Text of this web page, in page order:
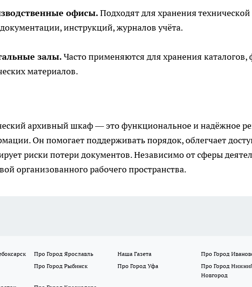
офисы.Подходят для хранения
инструкций, журналов учёта.
залы.Часто применяются для хранения
материалов.
архивный шкаф— это функциональное и надёжное
Он помогает поддерживать порядок, облегчает
риски потери документов. Независимо от сферы
организованного рабочего пространства.
Про Город Ярославль Наша Газета
Про Город
Про Город Рыбинск Про Город Уфа
Про Город
Новгород